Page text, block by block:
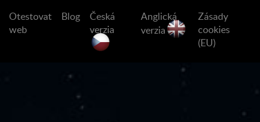
Otestovat
web
Blog
Česká
verzia
Anglická
verzia
Zásady
cookies
(EU)